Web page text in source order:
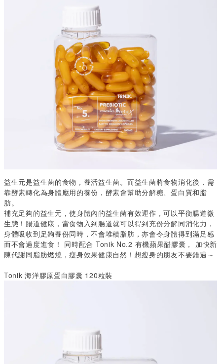
益生元是益生菌的食物，養活益生菌。而益生菌將食物消化後，需
靠酵素轉化為身體應用的養份，酵素會幫助分解糖、蛋白質和脂
肪。
補充足夠的益生元，使身體內的益生菌有效運作，可以平衡腸道微
生態！腸道健康，當食物入到腸道就可以得到充份分解同消化力，
身體吸收到足夠養份同時，不會堆積脂肪，亦會令身體得到滿足感
而不會過度進食！ 同時配合 Tonik No.2 有機蘋果醋膠囊，
加快新
陳代謝同脂肪燃燒，瘦身效果健康自然！想瘦身的朋友不要錯過～
Tonik 海洋膠原蛋白膠囊 120粒裝